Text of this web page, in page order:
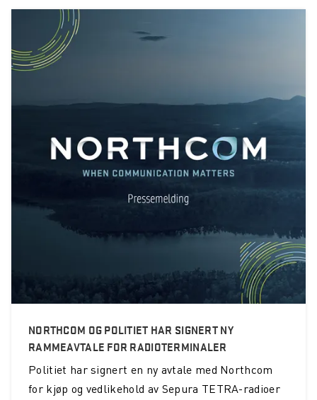
NORTHCOM OG POLITIET HAR SIGNERT NY
RAMMEAVTALE FOR RADIOTERMINALER
Politiet har signert en ny avtale med Northcom
for kjøp og vedlikehold av Sepura TETRA-radioer